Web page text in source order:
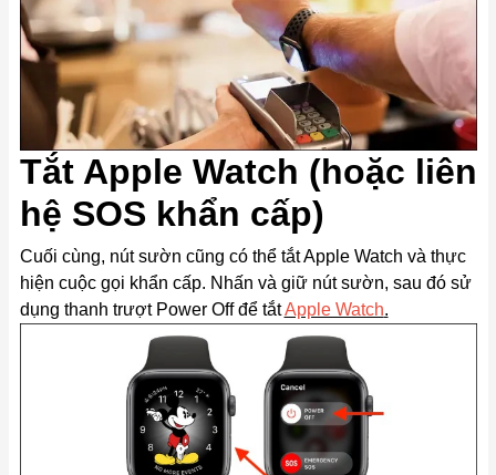
Tắt Apple Watch (hoặc liên
hệ SOS khẩn cấp)
Cuối cùng, nút sườn cũng có thể tắt Apple Watch và thực
hiện cuộc gọi khẩn cấp. Nhấn và giữ nút sườn, sau đó sử
dụng thanh trượt Power Off để tắtApple Watch.